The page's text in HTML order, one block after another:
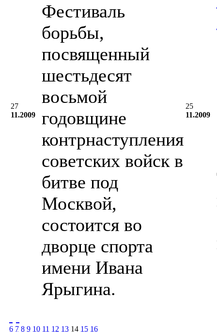
27
11.2009
Фестиваль
борьбы,
посвященный
шестьдесят
восьмой
годовщине
контрнаступления
советских войск в
битве под
Москвой,
состоится во
дворце спорта
имени Ивана
Ярыгина.
25
11.2009
6 7 8 9 10 11 12 13 14 15 16